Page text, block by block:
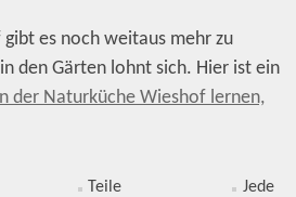
es noch weitaus mehr zu
den Gärten lohnt sich. Hier ist ein
der Naturküche Wieshof lernen,
Teile
Jede